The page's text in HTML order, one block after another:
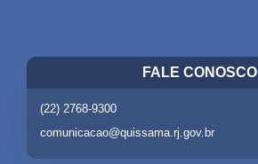
FALE CONOSCO
(22) 2768-9300
comunicacao@quissama.rj.gov.br